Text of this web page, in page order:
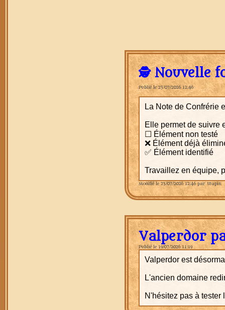
🕵️ Nouvelle
Publié le 23/07/2026 12:46
La Note de Confrérie
Elle permet de suivre
☐ Élément non testé
❌ Élément déjà
✅ Élément identifié
Travaillez en équipe,
Modifié le 23/07/2026 12:46 par Wapin
Valperdor
Publié le 19/07/2026 11:19
Valperdor est
L'ancien domaine
N'hésitez pas à tester